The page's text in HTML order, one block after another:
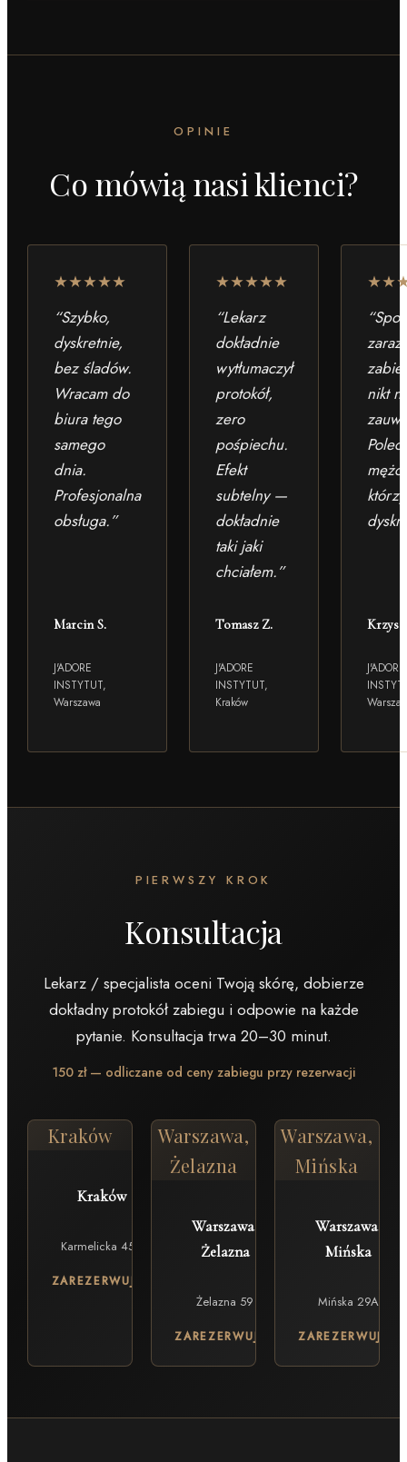
OPINIE
Co mówią nasi klienci?
“Szybko,
dyskretnie,
bez śladów.
Wracam do
biura tego
samego
dnia.
Profesjonalna
obsługa.”
Marcin S.
J'ADORE
INSTYTUT,
Warszawa
“Lekarz
dokładnie
wytłumaczył
protokół,
zero
pośpiechu.
Efekt
subtelny —
dokładnie
taki jaki
chciałem.”
Tomasz Z.
J'ADORE
INSTYTUT,
Kraków
“
nikt
J'ADORE
PIERWSZY KROK
Konsultacja
Lekarz / specjalista oceni Twoją skórę, dobierze
dokładny protokół zabiegu i odpowie na każde
pytanie. Konsultacja trwa 20–30 minut.
150 zł — odliczane od ceny zabiegu przy rezerwacji
Kraków
Kraków
Karmelicka 45A
ZAREZERWUJ →
Warszawa,
Żelazna
Warszawa,
Żelazna
Żelazna 59
ZAREZERWUJ →
Warszawa,
Mińska
Warszawa,
Mińska
Mińska 29A
ZAREZERWUJ →